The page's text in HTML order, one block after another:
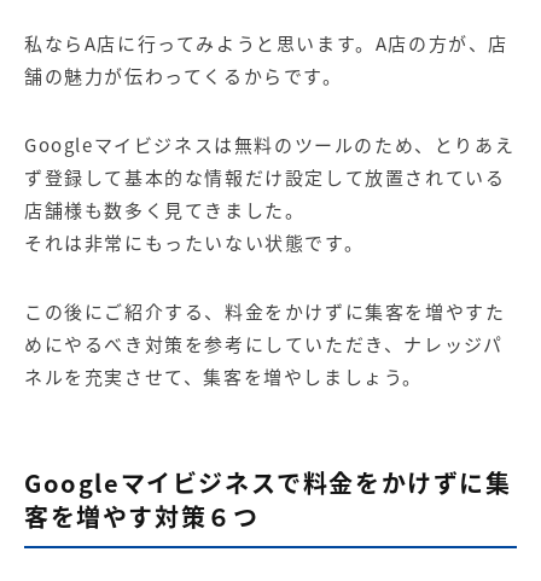
私ならA店に行ってみようと思います。A店の方が、店
舗の魅力が伝わってくるからです。
Googleマイビジネスは無料のツールのため、とりあえ
ず登録して基本的な情報だけ設定して放置されている
店舗様も数多く見てきました。
それは非常にもったいない状態です。
この後にご紹介する、料金をかけずに集客を増やすた
めにやるべき対策を参考にしていただき、ナレッジパ
ネルを充実させて、集客を増やしましょう。
Googleマイビジネスで料金をかけずに集
客を増やす対策６つ